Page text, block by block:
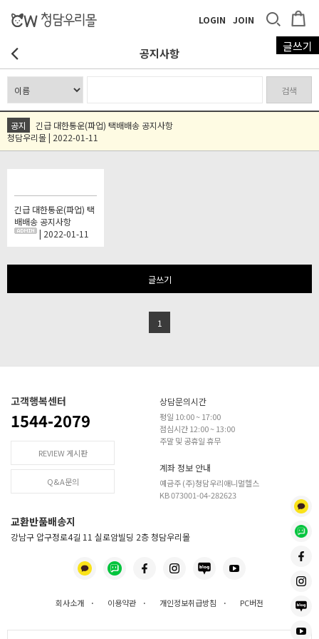
LOGIN JOIN
공지사항 글쓰기
검색
공지
긴급 대한통운(파업) 택배배송 공지사항
청담우리몰 | 2022-01-11
긴급 대한통운(파업) 택
배배송 공지사항
| 2022-01-11
글쓰기
1
고객행복센터
1544-2079
REVIEW 게시판
Q&A문의
상담문의시간
평일 10:00 ~ 17:00
점심시간 12:00 ~ 13:00
주말 및 공휴일 휴무
계좌 정보 안내
예금주 (주)청담우리애니멀헬스
KB 073001-04-282623
교환반품배송지
강남구 압구정로4길 11 실로암빌딩 2층 청담우리몰
회사소개 · 이용약관 · 개인정보취급방침 · PC버전